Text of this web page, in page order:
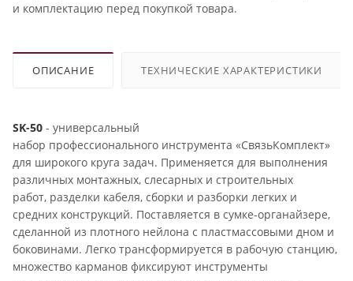
и комплектацию перед покупкой товара.
ОПИСАНИЕ ТЕХНИЧЕСКИЕ ХАРАКТЕРИСТИКИ
SK-50 - универсальный
набор профессионального инструмента «СвязьКомплект»
для широкого круга задач. Применяется для выполнения
различных монтажных, слесарных и строительных
работ, разделки кабеля, сборки и разборки легких и
средних конструкций. Поставляется в сумке-органайзере,
сделанной из плотного нейлона с пластмассовыми дном и
боковинами. Легко трансформируется в рабочую станцию,
множество карманов фиксируют инструменты